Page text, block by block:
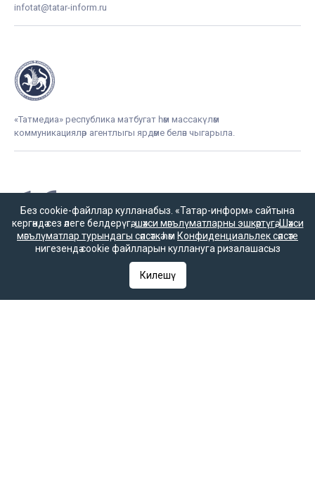
infotat@tatar-inform.ru
«Татмедиа» республика матбугат һәм массакүләм
коммуникацияләр агентлыгы ярдәме белән чыгарыла.
16+
Әлеге ресурста
16+ категорияләренә
Без cookie-файллар кулланабыз. «Татар-информ» сайтына
кергәндә сез әлеге белдерүгә,шәхси мәгълүматларны эшкәртүгә,Шәхси
мәгълүматлар турындагы сәясәткәһәм Конфиденциальлек сәясәте
нигезендә cookie файлларын куллануга ризалашасыз
Килешү